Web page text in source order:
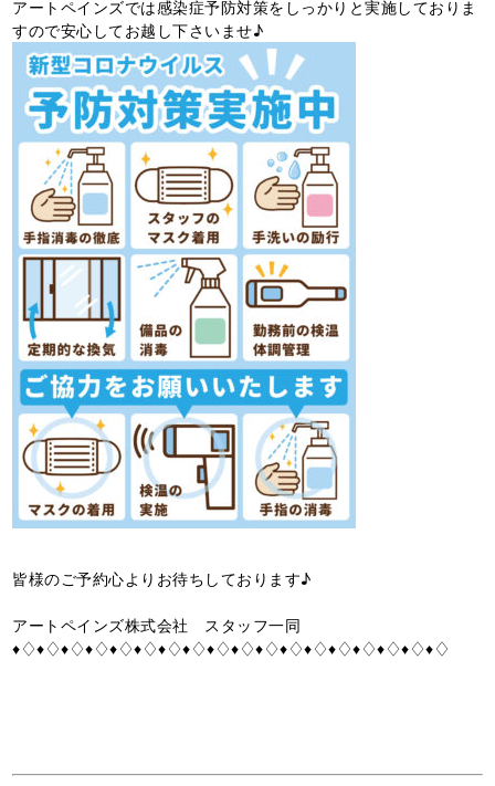
アートペインズでは感染症予防対策をしっかりと実施しておりま
すので安心してお越し下さいませ♪
皆様のご予約心よりお待ちしております♪
アートペインズ株式会社 スタッフ一同
♦♢♦♢♦♢♦♢♦♢♦♢♦♢♦♢♦♢♦♢♦♢♦♢♦♢♦♢♦♢♦♢♦♢♦♢